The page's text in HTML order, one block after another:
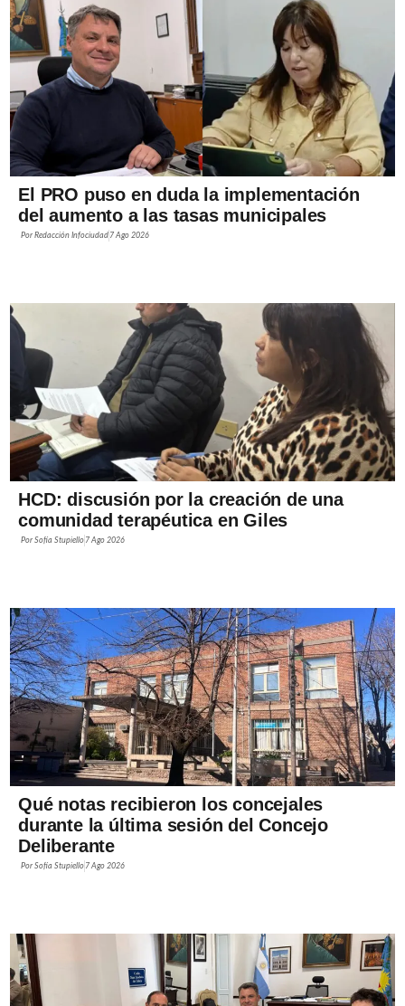
El PRO puso en duda la implementación
del aumento a las tasas municipales
PorRedacción Infociudad 7 Ago 2026
HCD: discusión por la creación de una
comunidad terapéutica en Giles
PorSofía Stupiello 7 Ago 2026
Qué notas recibieron los concejales
durante la última sesión del Concejo
Deliberante
PorSofía Stupiello 7 Ago 2026